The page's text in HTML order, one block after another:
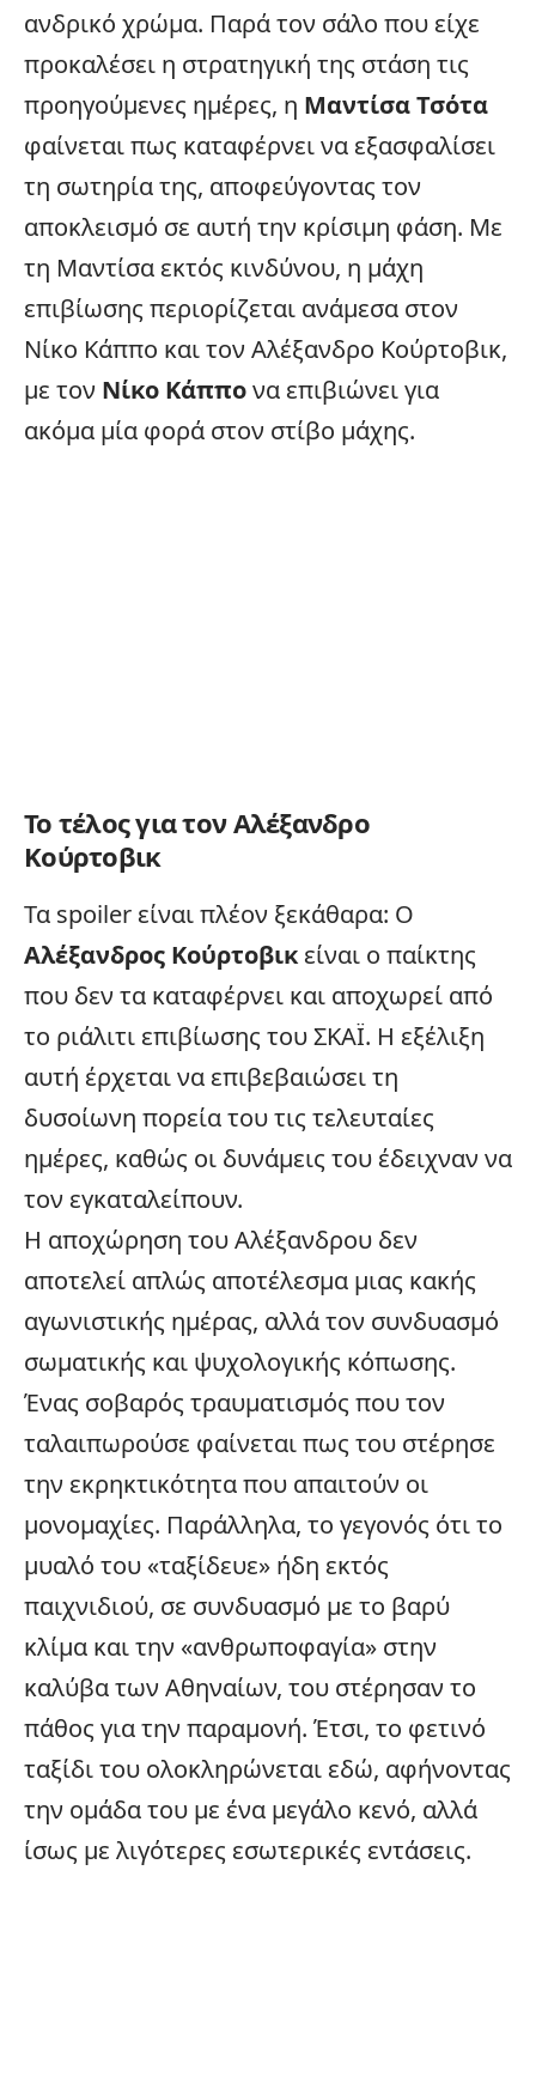
ανδρικό χρώμα. Παρά τον σάλο που είχε
προκαλέσει η στρατηγική της στάση τις
προηγούμενες ημέρες, η Μαντίσα Τσότα
φαίνεται πως καταφέρνει να εξασφαλίσει
τη σωτηρία της, αποφεύγοντας τον
αποκλεισμό σε αυτή την κρίσιμη φάση. Με
τη Μαντίσα εκτός κινδύνου, η μάχη
επιβίωσης περιορίζεται ανάμεσα στον
Νίκο Κάππο και τον Αλέξανδρο Κούρτοβικ,
με τον Νίκο Κάππονα επιβιώνει για
ακόμα μία φορά στον στίβο μάχης.
Το τέλος για τον Αλέξανδρο
Κούρτοβικ
Τα spoiler είναι πλέον ξεκάθαρα: Ο
Αλέξανδρος Κούρτοβικ είναι ο παίκτης
που δεν τα καταφέρνει και αποχωρεί από
το ριάλιτι επιβίωσης τουΣΚΑΪ. Η εξέλιξη
αυτή έρχεται να επιβεβαιώσει τη
δυσοίωνη πορεία του τις τελευταίες
ημέρες, καθώς οι δυνάμεις του έδειχναν να
τον εγκαταλείπουν.
Η αποχώρηση του Αλέξανδρου δεν
αποτελεί απλώς αποτέλεσμα μιας κακής
αγωνιστικής ημέρας, αλλά τον συνδυασμό
σωματικής και ψυχολογικής κόπωσης.
Ένας σοβαρός τραυματισμός που τον
ταλαιπωρούσε φαίνεται πως του στέρησε
την εκρηκτικότητα που απαιτούν οι
μονομαχίες. Παράλληλα, το γεγονός ότι το
μυαλό του «ταξίδευε» ήδη εκτός
παιχνιδιού, σε συνδυασμό με το βαρύ
κλίμα και την «ανθρωποφαγία» στην
καλύβα των Αθηναίων, του στέρησαν το
πάθος για την παραμονή. Έτσι, το φετινό
ταξίδι του ολοκληρώνεται εδώ, αφήνοντας
την ομάδα του με ένα μεγάλο κενό, αλλά
ίσως με λιγότερες εσωτερικές εντάσεις.